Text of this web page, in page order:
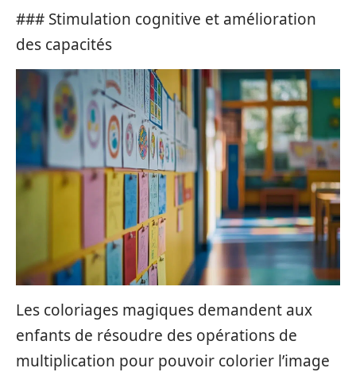
### Stimulation cognitive et amélioration
des capacités
Les coloriages magiques demandent aux
enfants de résoudre des opérations de
multiplication pour pouvoir colorier l’image